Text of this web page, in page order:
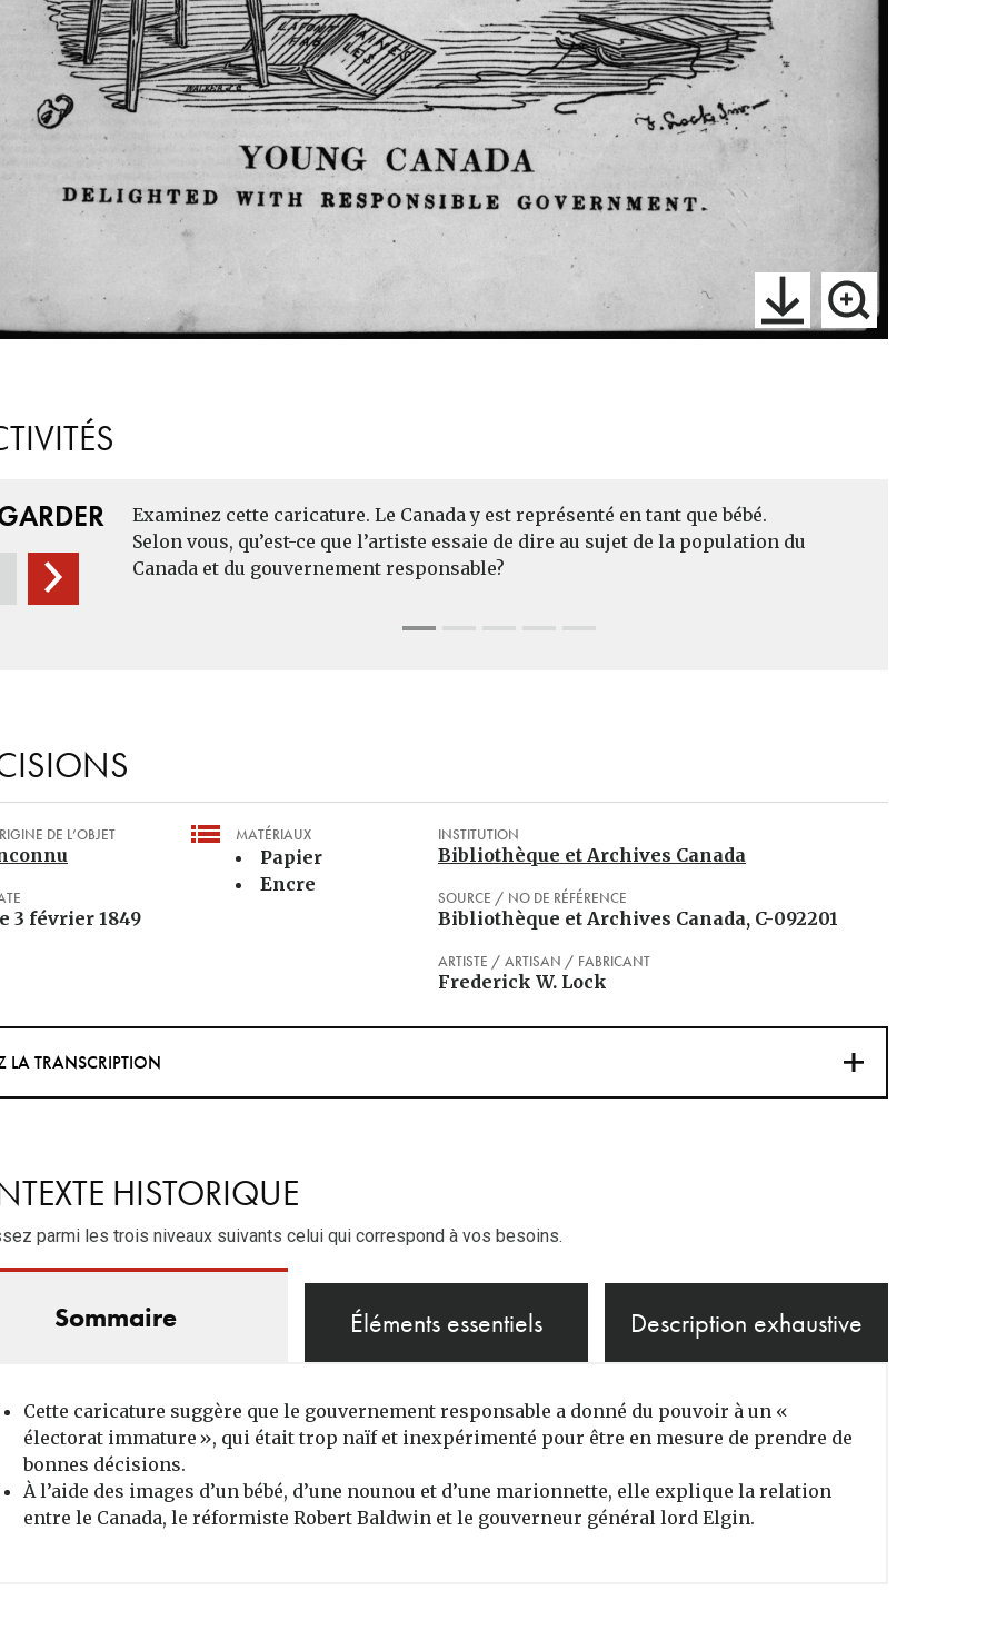
Examinez cette caricature. Le Canada y est représenté en tant que bébé.
Selon vous, qu’est-ce que l’artiste essaie de dire au sujet de la population du
Canada et du gouvernement responsable?
3 février 1849
DE L’OBJET MATÉRIAUX
Papier
Encre
INSTITUTION
Bibliothèque et Archives Canada
SOURCE / NO DE RÉFÉRENCE
Bibliothèque et Archives Canada, C-092201
ARTISTE / ARTISAN / FABRICANT
Frederick W. Lock
LA TRANSCRIPTION
HISTORIQUE
parmi les trois niveaux suivants celui qui correspond à vos besoins.
Sommaire Éléments essentiels Description exhaustive
Cette caricature suggère que le gouvernement responsable a donné du pouvoir à un «
électorat immature », qui était trop naïf et inexpérimenté pour être en mesure de prendre de
bonnes décisions.
À l’aide des images d’un bébé, d’une nounou et d’une marionnette, elle explique la relation
entre le Canada, le réformiste Robert Baldwin et le gouverneur général lord Elgin.